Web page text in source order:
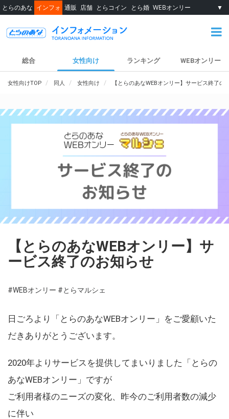
とらのあな インフォ 通販 店舗 とらコイン とら婚 WEBオンリー ▼
総合 女性向け ランキング WEBオンリー
女性向けTOP 同人 女性向け 【とらのあなWEBオンリー】サービス終了の
【とらのあなWEBオンリー】サ
ービス終了のお知らせ
#WEBオンリー #とらマルシェ
日ごろより「とらのあなWEBオンリー」をご愛顧いた
だきありがとうございます。
2020年よりサービスを提供してまいりました「とらの
あなWEBオンリー」ですが
ご利用者様のニーズの変化、昨今のご利用者数の減少
に伴い